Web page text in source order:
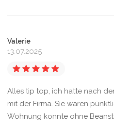
Valerie
13.07.2025
Alles tip top, ich hatte nach
mit der Firma. Sie waren
Wohnung konnte ohne